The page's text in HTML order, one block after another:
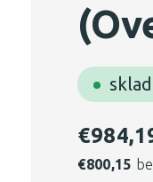
€
€800,15